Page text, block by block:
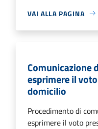
VAI ALLA PAGINA
Comunicazione
esprimere il
domicilio
Procedimento di
esprimere il voto